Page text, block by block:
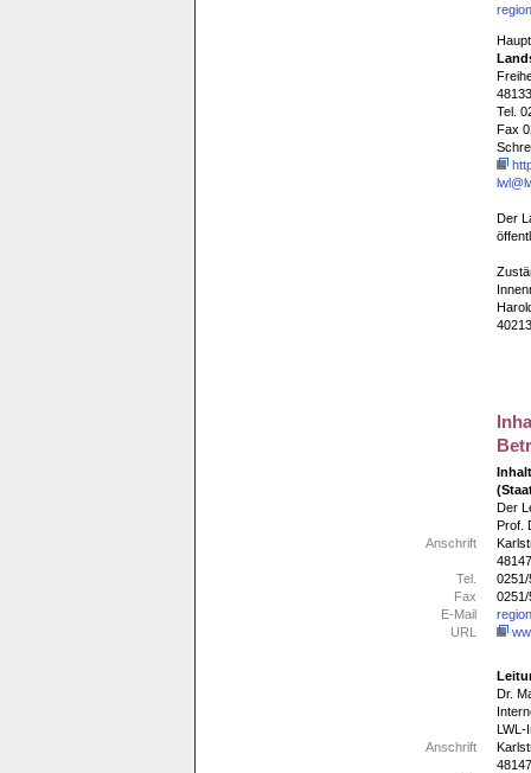
Tel.
Fax
Der
Der
Prof.
Anschrift
Tel.
0251/
Fax
0251/
E-Mail
URL
Dr.
LWL-
Anschrift